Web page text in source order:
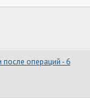
операций - 6